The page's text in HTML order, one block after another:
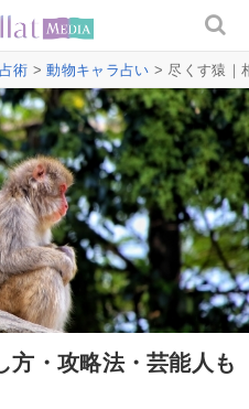
占術 >動物キャラ占い > 尽くす猿｜
方・攻略法・芸能人も